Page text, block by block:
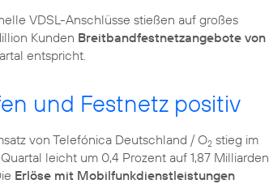
VDSL-Anschlüsse stießen auf großes
Kunden Breitbandfestnetzangebote von
entspricht.
und Festnetz positiv
von Telefónica Deutschland / O2stieg im
leicht um 0,4 Prozent auf 1,87 Milliarden
Erlöse mit Mobilfunkdienstleistungen